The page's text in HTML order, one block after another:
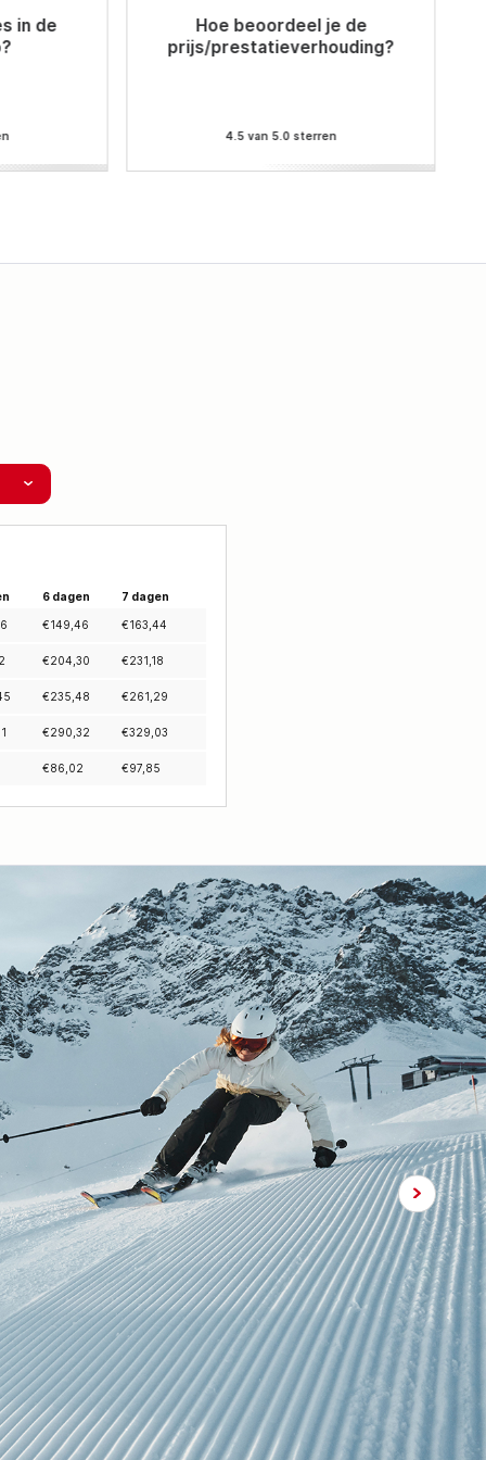
in de
Hoe beoordeel je de
prijs/prestatieverhouding?
4.5 van 5.0 sterren
6 dagen 7 dagen
€149,46 €163,44
€204,30 €231,18
€235,48 €261,29
€290,32 €329,03
€86,02 €97,85